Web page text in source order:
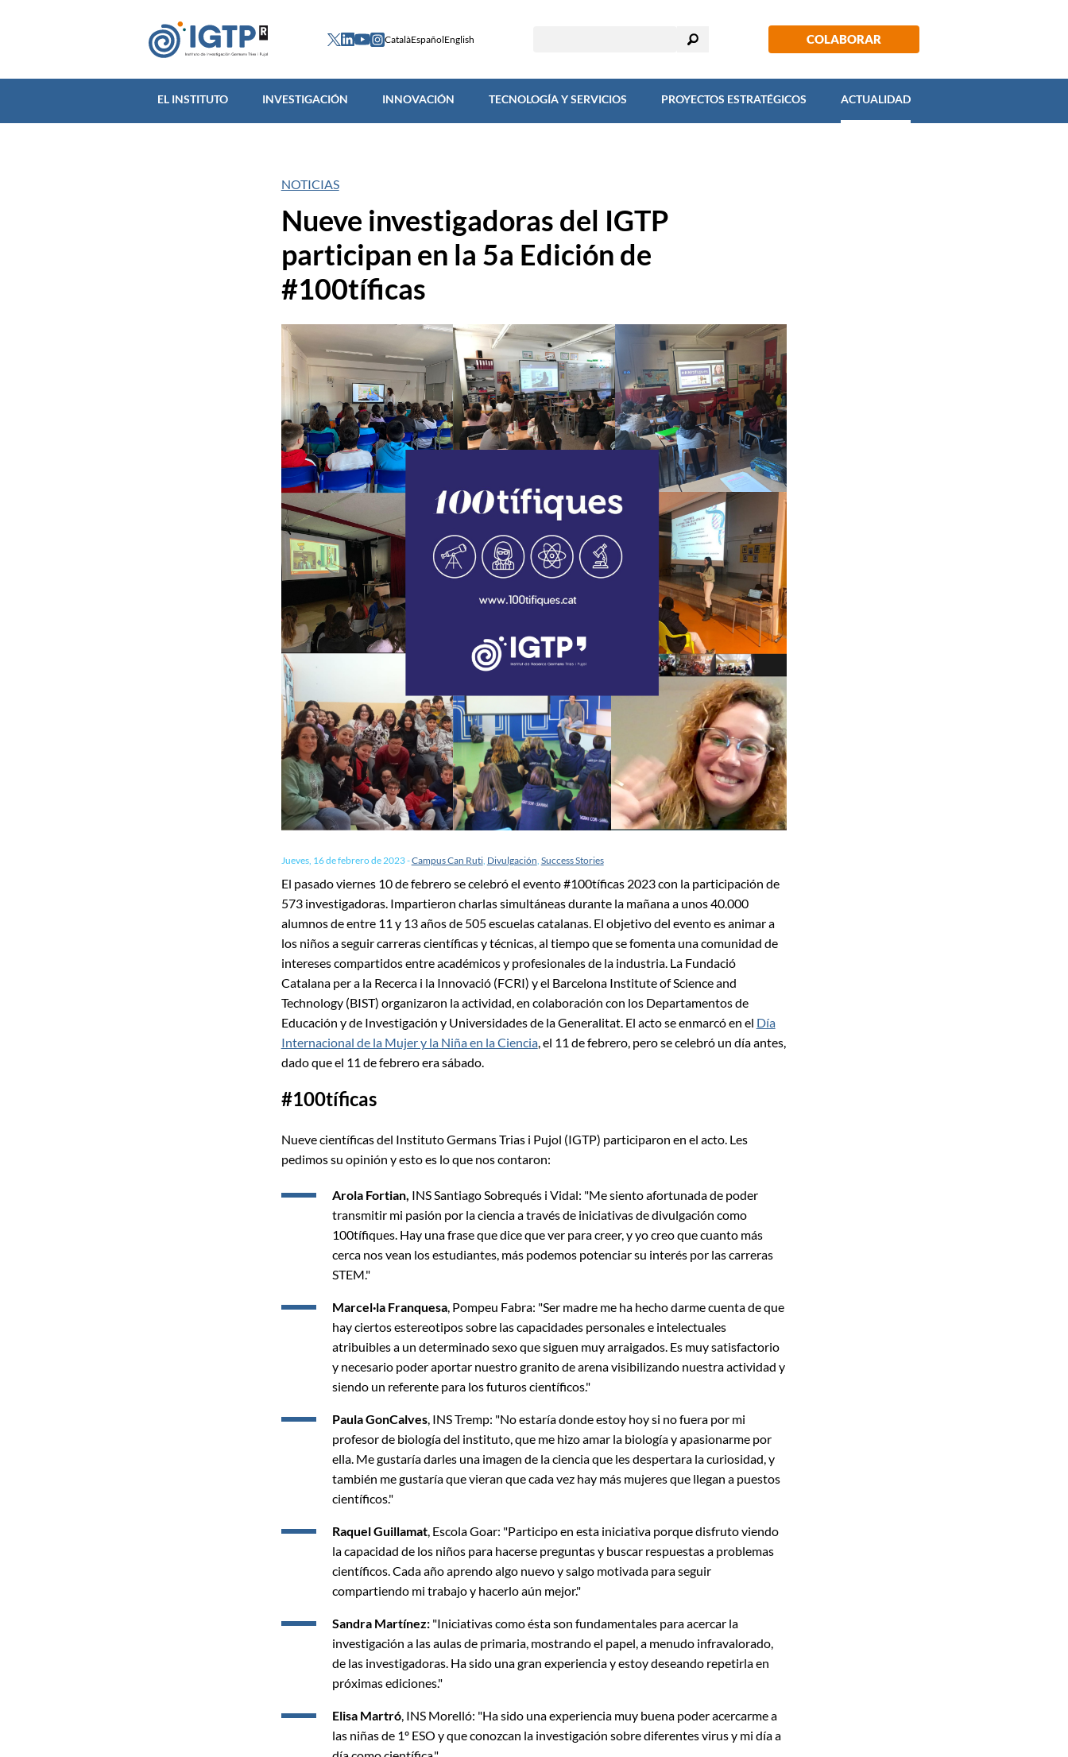
CatalàEspañolEnglish COLABORAR
EL INSTITUTO INVESTIGACIÓN INNOVACIÓN TECNOLOGÍA Y SERVICIOS PROYECTOS ESTRATÉGICOS ACTUALIDAD
NOTICIAS
Nueve investigadoras del IGTP
participan en la 5a Edición de
#100tíficas
Jueves, 16 de febrero de 2023-Campus Can Ruti, Divulgación, Success Stories
El pasado viernes 10 de febrero se celebró el evento #100tíficas 2023 con la participación de
573 investigadoras. Impartieron charlas simultáneas durante la mañana a unos 40.000
alumnos de entre 11 y 13 años de 505 escuelas catalanas. El objetivo del evento es animar a
los niños a seguir carreras científicas y técnicas, al tiempo que se fomenta una comunidad de
intereses compartidos entre académicos y profesionales de la industria. La Fundació
Catalana per a la Recerca i la Innovació (FCRI) y el Barcelona Institute of Science and
Technology (BIST) organizaron la actividad, en colaboración con los Departamentos de
Educación y de Investigación y Universidades de la Generalitat. El acto se enmarcó en el Día
Internacional de la Mujer y la Niña en la Ciencia, el 11 de febrero, pero se celebró un día antes,
dado que el 11 de febrero era sábado.
#100tíficas
Nueve científicas del Instituto Germans Trias i Pujol (IGTP) participaron en el acto. Les
pedimos su opinión y esto es lo que nos contaron:
Arola Fortian, INS Santiago Sobrequés i Vidal: "Me siento afortunada de poder
transmitir mi pasión por la ciencia a través de iniciativas de divulgación como
100tífiques. Hay una frase que dice que ver para creer, y yo creo que cuanto más
cerca nos vean los estudiantes, más podemos potenciar su interés por las carreras
STEM."
Marcel·la Franquesa, Pompeu Fabra: "Ser madre me ha hecho darme cuenta de que
hay ciertos estereotipos sobre las capacidades personales e intelectuales
atribuibles a un determinado sexo que siguen muy arraigados. Es muy satisfactorio
y necesario poder aportar nuestro granito de arena visibilizando nuestra actividad y
siendo un referente para los futuros científicos."
Paula GonCalves, INS Tremp: "No estaría donde estoy hoy si no fuera por mi
profesor de biología del instituto, que me hizo amar la biología y apasionarme por
ella. Me gustaría darles una imagen de la ciencia que les despertara la curiosidad, y
también me gustaría que vieran que cada vez hay más mujeres que llegan a puestos
científicos."
Raquel Guillamat, Escola Goar: "Participo en esta iniciativa porque disfruto viendo
la capacidad de los niños para hacerse preguntas y buscar respuestas a problemas
científicos. Cada año aprendo algo nuevo y salgo motivada para seguir
compartiendo mi trabajo y hacerlo aún mejor."
Sandra Martínez:"Iniciativas como ésta son fundamentales para acercar la
investigación a las aulas de primaria, mostrando el papel, a menudo infravalorado,
de las investigadoras. Ha sido una gran experiencia y estoy deseando repetirla en
próximas ediciones."
Elisa Martró, INS Morelló: "Ha sido una experiencia muy buena poder acercarme a
las niñas de 1º ESO y que conozcan la investigación sobre diferentes virus y mi día a